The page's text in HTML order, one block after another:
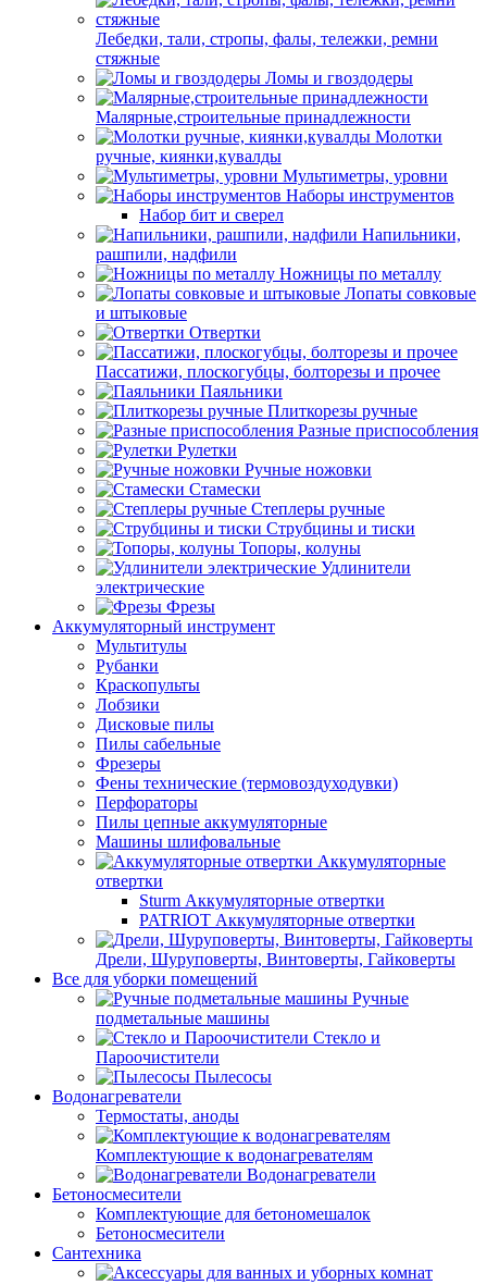
Лебедки, тали, стропы, фалы, тележки, ремни
стяжные
Ломы и гвоздодеры
Малярные,строительные принадлежности
Молотки
ручные, киянки,кувалды
Мультиметры, уровни
Наборы инструментов
Набор бит и сверел
Напильники,
рашпили, надфили
Ножницы по металлу
Лопаты совковые
и штыковые
Отвертки
Пассатижи, плоскогубцы, болторезы и прочее
Паяльники
Плиткорезы ручные
Разные приспособления
Рулетки
Ручные ножовки
Стамески
Степлеры ручные
Струбцины и тиски
Топоры, колуны
Удлинители
электрические
Фрезы
Аккумуляторный инструмент
Мультитулы
Рубанки
Краскопульты
Лобзики
Дисковые пилы
Пилы сабельные
Фрезеры
Фены технические (термовоздуходувки)
Перфораторы
Пилы цепные аккумуляторные
Машины шлифовальные
Аккумуляторные
отвертки
Sturm Аккумуляторные отвертки
PATRIOT Аккумуляторные отвертки
Дрели, Шуруповерты, Винтоверты, Гайковерты
Все для уборки помещений
Ручные
подметальные машины
Стекло и
Пароочистители
Пылесосы
Водонагреватели
Термостаты, аноды
Комплектующие к водонагревателям
Водонагреватели
Бетоносмесители
Комплектующие для бетономешалок
Бетоносмесители
Сантехника